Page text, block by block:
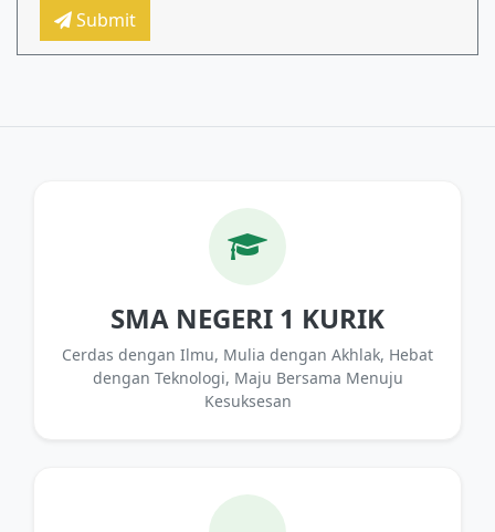
Submit
SMA NEGERI 1 KURIK
Cerdas dengan Ilmu, Mulia dengan Akhlak, Hebat
dengan Teknologi, Maju Bersama Menuju
Kesuksesan